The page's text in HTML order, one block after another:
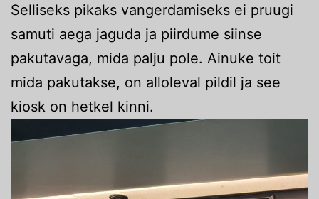
Selliseks pikaks vangerdamiseks ei pruugi
samuti aega jaguda ja piirdume siinse
pakutavaga, mida palju pole. Ainuke toit
mida pakutakse, on alloleval pildil ja see
kiosk on hetkel kinni.